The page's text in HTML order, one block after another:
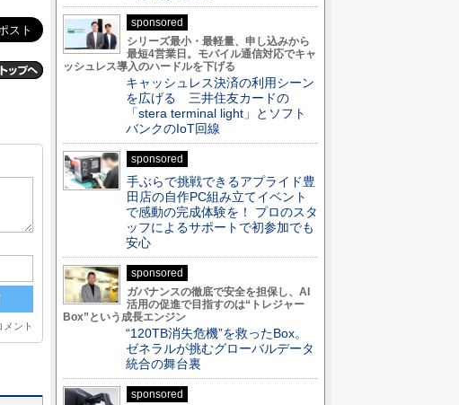
sponsored
シリーズ最小・最軽量、申し込みから
最短4営業日。モバイル通信対応でキャ
ッシュレス導入のハードルを下げる
キャッシュレス決済の利用シーン
を広げる 三井住友カードの
「stera terminal light」とソフト
バンクのIoT回線
sponsored
手ぶらで挑戦できるアプライド豊
田店の自作PC組み立てイベント
で感動の完成体験を！ プロのスタ
ッフによるサポートで初参加でも
安心
sponsored
ガバナンスの徹底で安全を担保し、AI
活用の促進で目指すのは“トレジャー
Box”という成長エンジン
“120TB消失危機”を救ったBox。
ゼネラルが挑むグローバルデータ
統合の舞台裏
sponsored